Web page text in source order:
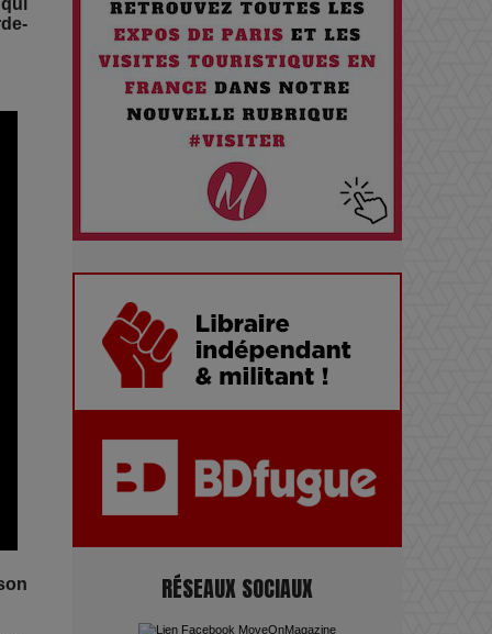
Pourquoi les Petites
Entreprises Créatives Deviennent
les Cibles des Hackers
Les 3 meilleures destinations
pour des vacances sportives !
Quand l'Opéra Rencontre l'IA :
Lola Volonakis, l'Artiste du
Paradoxe qui Chante le Futur
pouvoir : une plongée dans un
futur troublant
Maïra Kerey, la “voix d’or du
Kazakhstan”, célèbre ses 30 ans
RÉSEAUX SOCIAUX